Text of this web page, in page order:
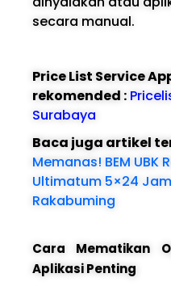
secara manual.
Price List Service
rekomended :
Surabaya
Baca juga artikel
Memanas! BEM UBK
Ultimatum 5×24
Rakabuming
Cara Mematikan
Aplikasi Penting